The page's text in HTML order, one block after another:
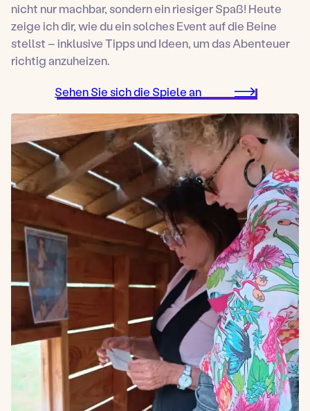
nicht nur machbar, sondern ein riesiger Spaß! Heute
zeige ich dir, wie du ein solches Event auf die Beine
stellst – inklusive Tipps und Ideen, um das Abenteuer
richtig anzuheizen.
Sehen Sie sich die Spiele an